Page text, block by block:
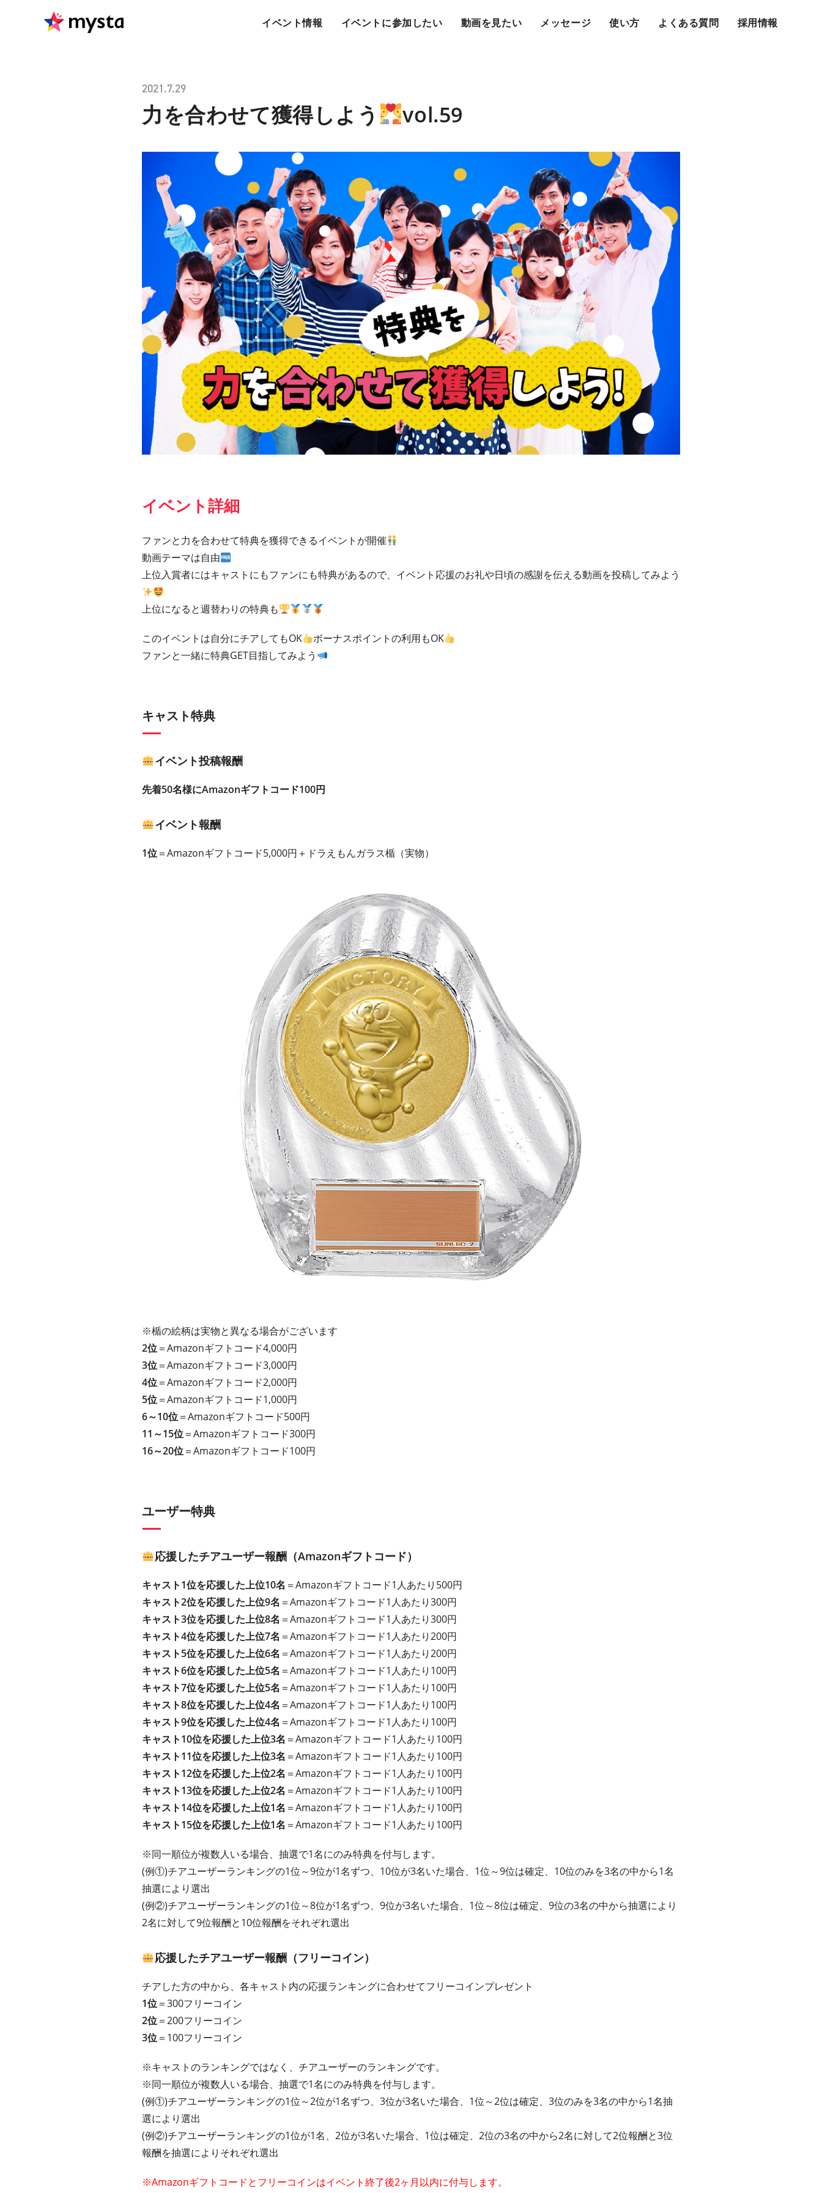
イベント情報 イベントに参加したい 動画を見たい メッセージ 使い方 よくある質問 採用情報
2021.7.29
力を合わせて獲得しよう vol.59
イベント詳細
ファンと力を合わせて特典を獲得できるイベントが開催
動画テーマは自由
上位入賞者にはキャストにもファンにも特典があるので、イベント応援のお礼や日頃の感謝を伝える動画を投稿してみよう
上位になると週替わりの特典も
このイベントは自分にチアしてもOK
ボーナスポイントの利用もOK
ファンと一緒に特典GET目指してみよう
キャスト特典
イベント投稿報酬
先着50名様にAmazonギフトコード100円
イベント報酬
1位＝Amazonギフトコード5,000円＋ドラえもんガラス楯（実物）
※楯の絵柄は実物と異なる場合がございます
2位＝Amazonギフトコード4,000円
3位＝Amazonギフトコード3,000円
4位＝Amazonギフトコード2,000円
5位＝Amazonギフトコード1,000円
6～10位＝Amazonギフトコード500円
11～15位＝Amazonギフトコード300円
16～20位＝Amazonギフトコード100円
ユーザー特典
応援したチアユーザー報酬（Amazonギフトコード）
キャスト1位を応援した上位10名 ＝Amazonギフトコード1人あたり500円
キャスト2位を応援した上位9名 ＝Amazonギフトコード1人あたり300円
キャスト3位を応援した上位8名 ＝Amazonギフトコード1人あたり300円
キャスト4位を応援した上位7名 ＝Amazonギフトコード1人あたり200円
キャスト5位を応援した上位6名 ＝Amazonギフトコード1人あたり200円
キャスト6位を応援した上位5名 ＝Amazonギフトコード1人あたり100円
キャスト7位を応援した上位5名 ＝Amazonギフトコード1人あたり100円
キャスト8位を応援した上位4名 ＝Amazonギフトコード1人あたり100円
キャスト9位を応援した上位4名 ＝Amazonギフトコード1人あたり100円
キャスト10位を応援した上位3名 ＝Amazonギフトコード1人あたり100円
キャスト11位を応援した上位3名 ＝Amazonギフトコード1人あたり100円
キャスト12位を応援した上位2名 ＝Amazonギフトコード1人あたり100円
キャスト13位を応援した上位2名 ＝Amazonギフトコード1人あたり100円
キャスト14位を応援した上位1名 ＝Amazonギフトコード1人あたり100円
キャスト15位を応援した上位1名 ＝Amazonギフトコード1人あたり100円
※同一順位が複数人いる場合、抽選で1名にのみ特典を付与します。
(例①)チアユーザーランキングの1位～9位が1名ずつ、10位が3名いた場合、1位～9位は確定、10位のみを3名の中から1名
抽選により選出
(例②)チアユーザーランキングの1位～8位が1名ずつ、9位が3名いた場合、1位～8位は確定、9位の3名の中から抽選により
2名に対して9位報酬と10位報酬をそれぞれ選出
応援したチアユーザー報酬（フリーコイン）
チアした方の中から、各キャスト内の応援ランキングに合わせてフリーコインプレゼント
1位＝300フリーコイン
2位＝200フリーコイン
3位＝100フリーコイン
※キャストのランキングではなく、チアユーザーのランキングです。
※同一順位が複数人いる場合、抽選で1名にのみ特典を付与します。
(例①)チアユーザーランキングの1位～2位が1名ずつ、3位が3名いた場合、1位～2位は確定、3位のみを3名の中から1名抽
選により選出
(例②)チアユーザーランキングの1位が1名、2位が3名いた場合、1位は確定、2位の3名の中から2名に対して2位報酬と3位
報酬を抽選によりそれぞれ選出
※Amazonギフトコードとフリーコインはイベント終了後2ヶ月以内に付与します。